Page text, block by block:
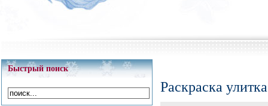
Быстрый поиск
Раскраска